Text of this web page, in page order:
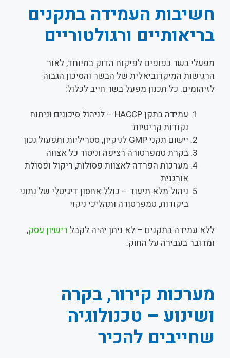
חשיבות העמידה בתקנים
בריאותיים ורגולטוריים
מפעלי בשר כפופים לפיקוח הדוק במיוחד, לאור
הרגישות המיקרוביאלית של הבשר והסיכון הגבוה
לזיהומים. כל תכנון מפעל בשר חייב לכלול:
עמידה בתקן HACCP – לניהול סיכונים וניתוח
נקודות קריטיות
יישום תקני GMP לניקיון, סטריליות ותפעול נכון
בקרת טמפרטורה רציפה וניטור כל אצווה
מערכות הפרדה לאצוות פסולות, ריקול ופסולת
אורגנית
ניהול מלא תיעוד – כולל אחסון דיגיטלי של נתוני
ביקורות, טמפרטורה ותהליכי ניקוי
ללא עמידה בתקנים – לא ניתן יהיה לקבל רישיון עסק,
ומדובר בעבירה על החוק.
מערכות קירור, בקרה
ושינוע – טכנולוגיה
שחייבים להכיר